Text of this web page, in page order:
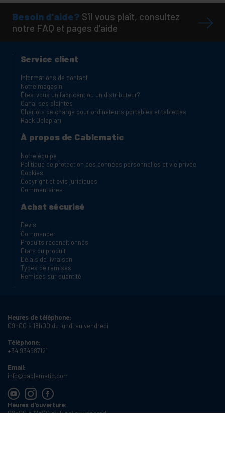
Besoin d'aide? S'il vous plaît, consultez
notre FAQ et pages d'aide
Service client
Informations de contact
Notre magasin
Êtes-vous un fabricant ou un distributeur?
Canal des plaintes
Chariots de charge pour ordinateurs portables et tablettes
Rack Dolapları
À propos de Cablematic
Notre équipe
Politique de protection des données personnelles et vie privée
Cookies
Copyright et avis juridiques
Commentaires
Achat sécurisé
Devis
Commander
Produits reconditionnés
États du produit
Délais de livraison
Types de remises
Remises sur quantité
Heures de téléphone:
09h00 à 18h00 du lundi au vendredi
Téléphone:
+34 934987121
Email:
info@cablematic.com
Heures d'ouverture:
08h00 à 17h00 du lundi au vendredi